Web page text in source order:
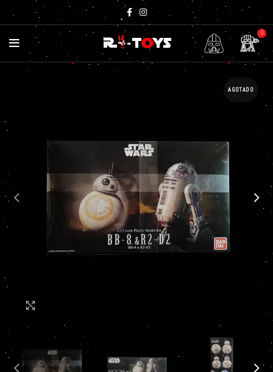
0
AGOTADO